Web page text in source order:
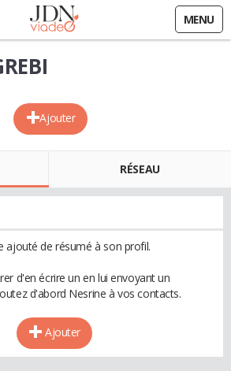
MENU
Ajouter
RÉSEAU
ajouté de résumé à son profil.
d'en écrire un en lui envoyant un
d'abord Nesrine à vos contacts.
Ajouter